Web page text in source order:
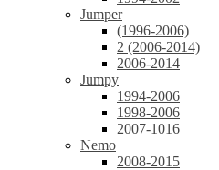
Jumper
(1996-2006)
2 (2006-2014)
2006-2014
Jumpy
1994-2006
1998-2006
2007-1016
Nemo
2008-2015